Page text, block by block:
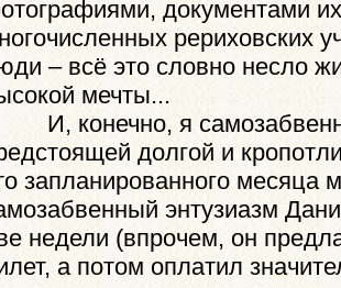
документами
рериховских
– всё это словно несло
мечты...
конечно, я
долгой и
запланированного месяца
энтузиазм
недели (впрочем, он
а потом оплатил